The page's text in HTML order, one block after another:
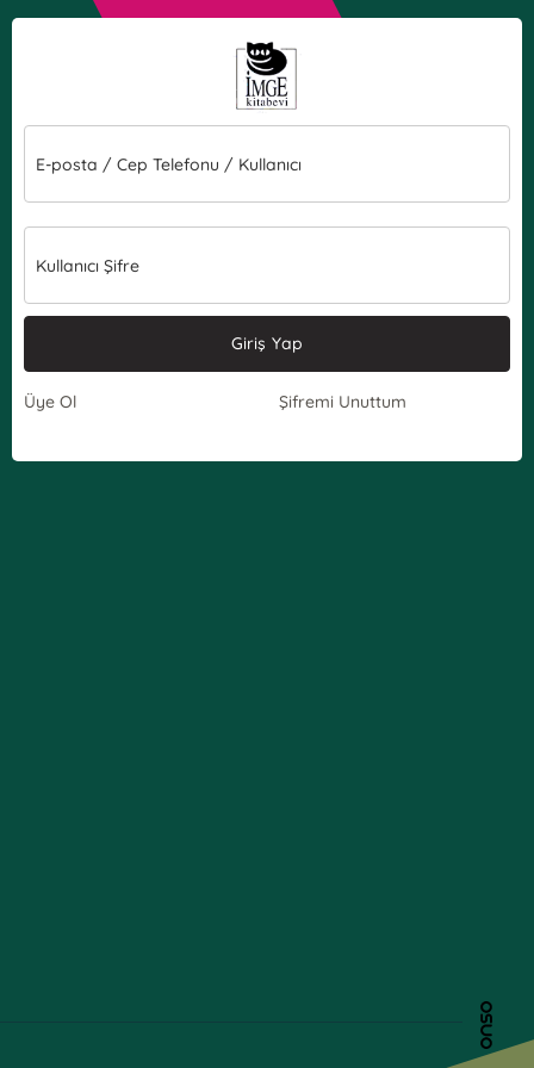
E-posta / Cep Telefonu / Kullanıcı
Kullanıcı Şifre
Giriş Yap
Üye Ol Şifremi Unuttum